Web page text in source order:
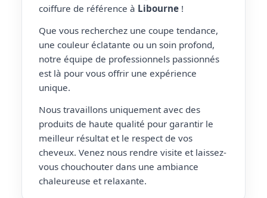
coiffure de référence à Libourne !
Que vous recherchez une coupe tendance,
une couleur éclatante ou un soin profond,
notre équipe de professionnels passionnés
est là pour vous offrir une expérience
unique.
Nous travaillons uniquement avec des
produits de haute qualité pour garantir le
meilleur résultat et le respect de vos
cheveux. Venez nous rendre visite et laissez-
vous chouchouter dans une ambiance
chaleureuse et relaxante.